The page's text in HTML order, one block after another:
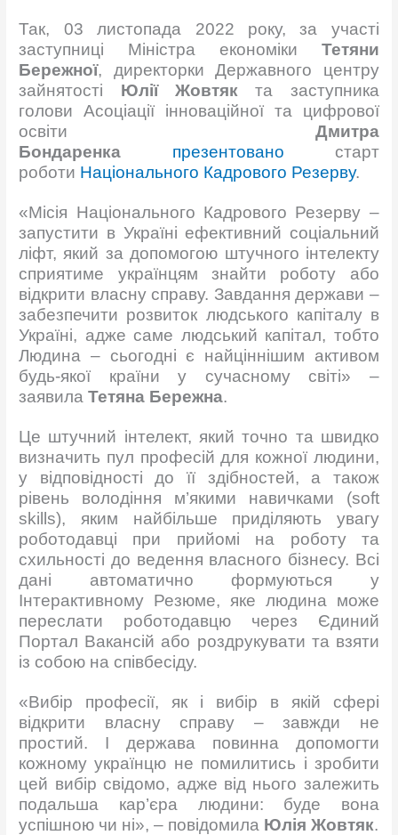
Так, 03 листопада 2022 року, за участі
заступниці Міністра економіки Тетяни
Бережної, директорки Державного центру
зайнятості Юлії Жовтяк та заступника
голови Асоціації інноваційної та цифрової
освіти Дмитра
Бондаренка
презентовано старт
роботи Національного Кадрового Резерву.
«Місія Національного Кадрового Резерву –
запустити в Україні ефективний соціальний
ліфт, який за допомогою штучного інтелекту
сприятиме українцям знайти роботу або
відкрити власну справу. Завдання держави –
забезпечити розвиток людського капіталу в
Україні, адже саме людський капітал, тобто
Людина – сьогодні є найціннішим активом
будь-якої країни у сучасному світі» –
заявилаТетяна Бережна.
Це штучний інтелект, який точно та швидко
визначить пул професій для кожної людини,
у відповідності до її здібностей, а також
рівень володіння м’якими навичками (soft
skills), яким найбільше приділяють увагу
роботодавці при прийомі на роботу та
схильності до ведення власного бізнесу. Всі
дані автоматично формуються у
Інтерактивному Резюме, яке людина може
переслати роботодавцю через Єдиний
Портал Вакансій або роздрукувати та взяти
із собою на співбесіду.
«Вибір професії, як і вибір в якій сфері
відкрити власну справу – завжди не
простий. І держава повинна допомогти
кожному українцю не помилитись і зробити
цей вибір свідомо, адже від нього залежить
подальша кар’єра людини: буде вона
успішною чи ні», – повідомила Юлія Жовтяк.